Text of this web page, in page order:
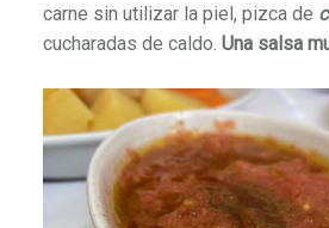
carne sin utilizar la piel, pizca de
cucharadas de caldo. Una salsa